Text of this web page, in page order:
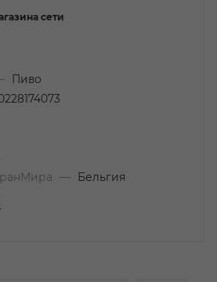
сети
Пиво
— Бельгия